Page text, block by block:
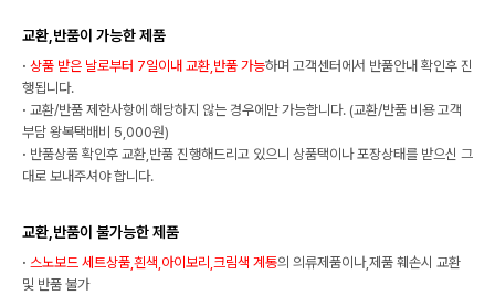
교환,반품이 가능한 제품
· 상품 받은 날로부터 7일이내 교환,반품 가능하며 고객센터에서 반품안내 확인후 진
행됩니다.
· 교환/반품 제한사항에 해당하지 않는 경우에만 가능합니다. (교환/반품 비용 고객
부담 왕복택배비 5,000원)
· 반품상품 확인후 교환,반품 진행해드리고 있으니 상품택이나 포장상태를 받으신 그
대로 보내주셔야 합니다.
교환,반품이 불가능한 제품
· 스노보드 세트상품,흰색,아이보리,크림색 계통의 의류제품이나,제품 훼손시 교환
및 반품 불가